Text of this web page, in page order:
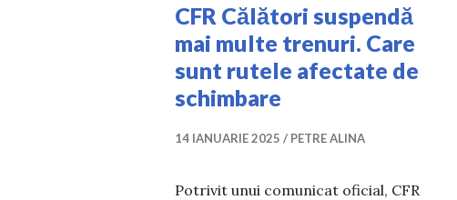
CFR Călători suspendă
mai multe trenuri. Care
sunt rutele afectate de
schimbare
14 IANUARIE 2025 PETRE ALINA
Potrivit unui comunicat oficial, CFR